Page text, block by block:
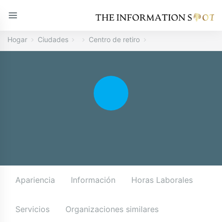
Hogar Ciudades Centro de retiro
Apariencia Información Horas Laborales
Servicios Organizaciones similares